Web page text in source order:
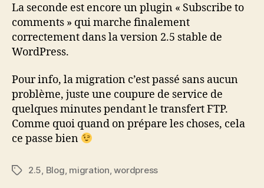
La seconde est encore un plugin « Subscribe to
comments » qui marche finalement
correctement dans la version 2.5 stable de
WordPress.
Pour info, la migration c’est passé sans aucun
problème, juste une coupure de service de
quelques minutes pendant le transfert FTP.
Comme quoi quand on prépare les choses, cela
ce passe bien
Étiquettes
2.5, Blog, migration,wordpress